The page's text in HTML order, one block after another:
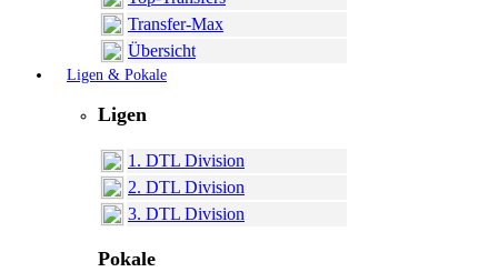
Transfer-Max
Übersicht
Ligen & Pokale
Ligen
1. DTL Division
2. DTL Division
3. DTL Division
Pokale